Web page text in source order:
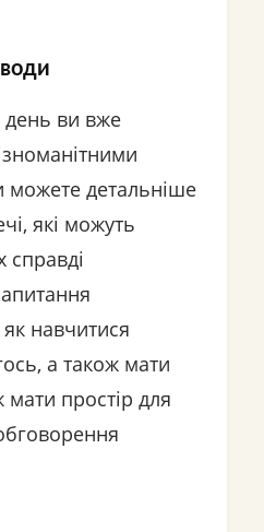
день ви вже
можете детальніше
які можуть
справді
навчитися
а також мати
простір для